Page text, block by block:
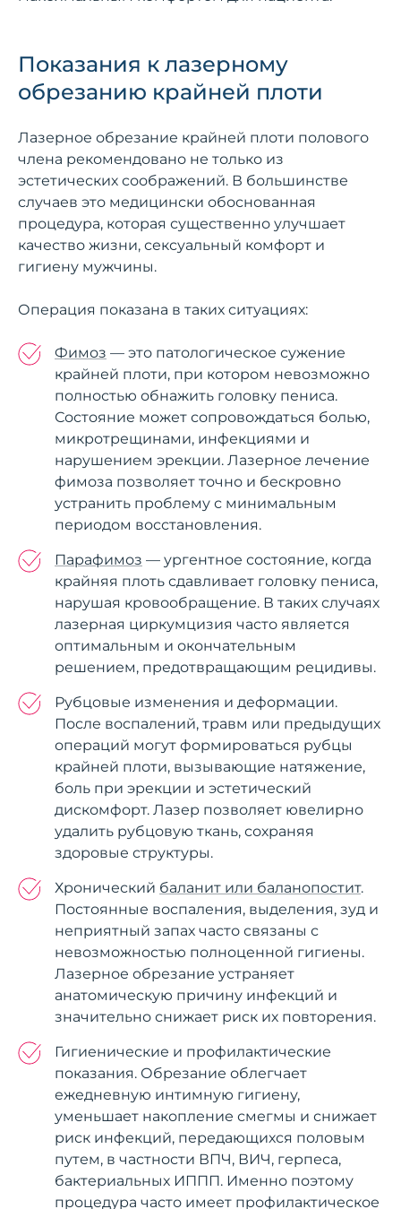
Показания к лазерному
обрезанию крайней плоти
Лазерное обрезание крайней плоти полового
члена рекомендовано не только из
эстетических соображений. В большинстве
случаев это медицински обоснованная
процедура, которая существенно улучшает
качество жизни, сексуальный комфорт и
гигиену мужчины.
Операция показана в таких ситуациях:
Фимоз — это патологическое сужение
крайней плоти, при котором невозможно
полностью обнажить головку пениса.
Состояние может сопровождаться болью,
микротрещинами, инфекциями и
нарушением эрекции. Лазерное лечение
фимоза позволяет точно и бескровно
устранить проблему с минимальным
периодом восстановления.
Парафимоз — ургентное состояние, когда
крайняя плоть сдавливает головку пениса,
нарушая кровообращение. В таких случаях
лазерная циркумцизия часто является
оптимальным и окончательным
решением, предотвращающим рецидивы.
Рубцовые изменения и деформации.
После воспалений, травм или предыдущих
операций могут формироваться рубцы
крайней плоти, вызывающие натяжение,
боль при эрекции и эстетический
дискомфорт. Лазер позволяет ювелирно
удалить рубцовую ткань, сохраняя
здоровые структуры.
Хронический баланит или баланопостит.
Постоянные воспаления, выделения, зуд и
неприятный запах часто связаны с
невозможностью полноценной гигиены.
Лазерное обрезание устраняет
анатомическую причину инфекций и
значительно снижает риск их повторения.
Гигиенические и профилактические
показания. Обрезание облегчает
ежедневную интимную гигиену,
уменьшает накопление смегмы и снижает
риск инфекций, передающихся половым
путем, в частности ВПЧ, ВИЧ, герпеса,
бактериальных ИППП. Именно поэтому
процедура часто имеет профилактическое